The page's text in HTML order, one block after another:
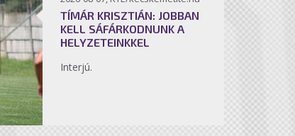
TÍMÁR KRISZTIÁN: JOBBAN
KELL SÁFÁRKODNUNK A
HELYZETEINKKEL
Interjú.